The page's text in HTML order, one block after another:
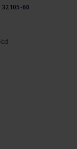
32105-60